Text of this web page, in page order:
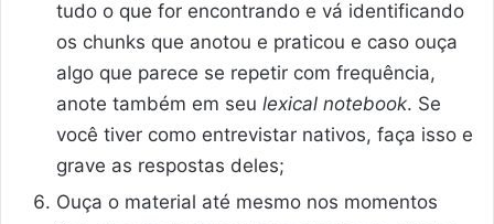
tudo o que for encontrando e vá identificando
os chunks que anotou e praticou e caso ouça
algo que parece se repetir com frequência,
anote também em seu lexical notebook. Se
você tiver como entrevistar nativos, faça isso e
grave as respostas deles;
Ouça o material até mesmo nos momentos